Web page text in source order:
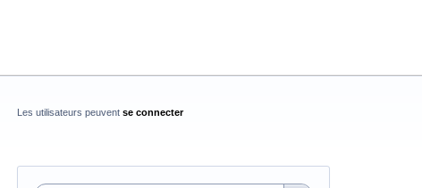
Les utilisateurs peuvent se connecter